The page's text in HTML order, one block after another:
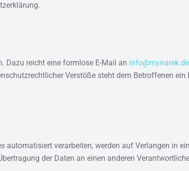
Dazu reicht eine formlose E-Mail an info@mynarek.de
Verstöße steht dem Betroffenen ein
automatisiert verarbeiten, werden auf Verlangen in
der Daten an einen anderen